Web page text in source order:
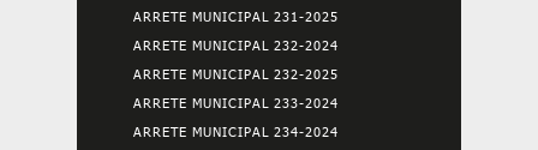
ARRETE MUNICIPAL 231-2025
ARRETE MUNICIPAL 232-2024
ARRETE MUNICIPAL 232-2025
ARRETE MUNICIPAL 233-2024
ARRETE MUNICIPAL 234-2024